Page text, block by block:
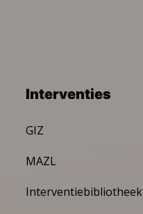
Interventies
GIZ
MAZL
Interventiebibliotheek